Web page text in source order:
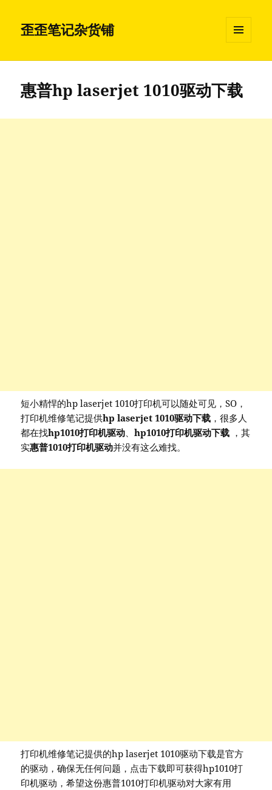
歪歪笔记杂货铺
挂件
惠普hp laserjet 1010驱动下载
短小精悍的hp laserjet 1010打印机可以随处可见，SO，
打印机维修笔记提供hp laserjet 1010驱动下载 ，很多人
都在找hp1010打印机驱动、hp1010打印机驱动下载 ，其
实惠普1010打印机驱动并没有这么难找。
打印机维修笔记提供的hp laserjet 1010驱动下载是官方
的驱动，确保无任何问题，点击下载即可获得hp1010打
印机驱动，希望这份惠普1010打印机驱动对大家有用